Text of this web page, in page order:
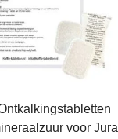
voor Jura